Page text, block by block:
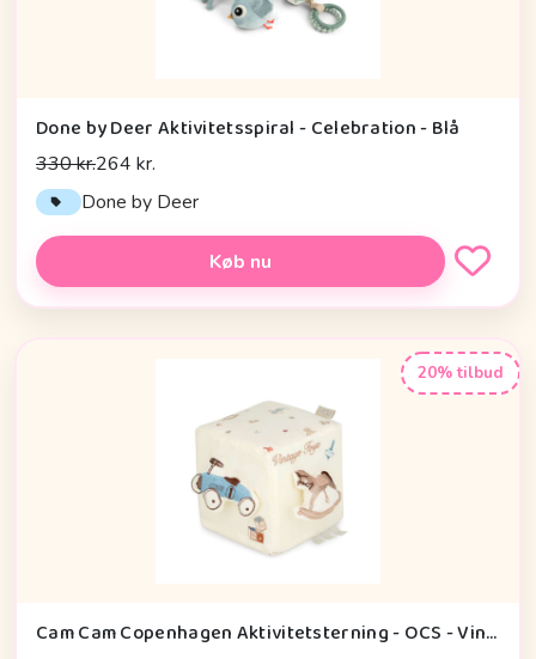
Done by Deer Aktivitetsspiral - Celebration - Blå
330 kr.264 kr.
Done by Deer
Køb nu
20% tilbud
Cam Cam Copenhagen Aktivitetsterning - OCS - Vintage Toys